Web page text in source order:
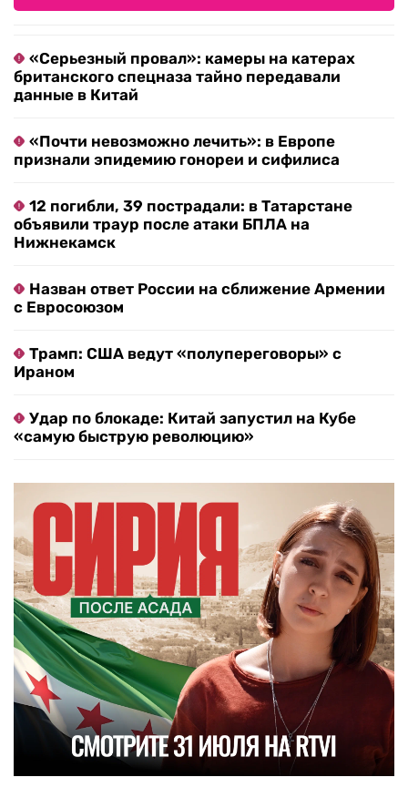
«Серьезный провал»: камеры на катерах
британского спецназа тайно передавали
данные в Китай
«Почти невозможно лечить»: в Европе
признали эпидемию гонореи и сифилиса
12 погибли, 39 пострадали: в Татарстане
объявили траур после атаки БПЛА на
Нижнекамск
Назван ответ России на сближение Армении
с Евросоюзом
Трамп: США ведут «полупереговоры» с
Ираном
Удар по блокаде: Китай запустил на Кубе
«самую быструю революцию»